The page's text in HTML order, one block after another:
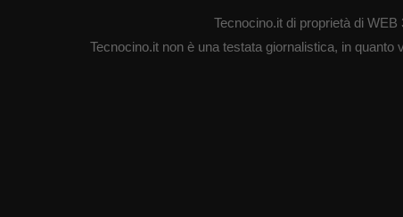
Tecnocino.it di proprietà di
Tecnocino.it non è una testata giornalistica, in